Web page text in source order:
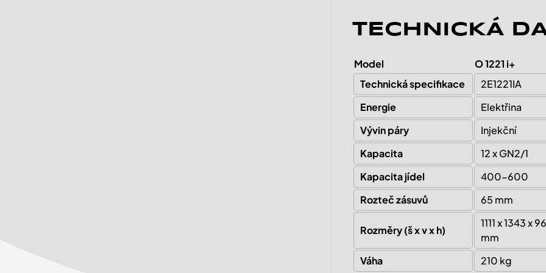
TECHNICKÁ
Model
O 1221 i+
Technická specifikace
2E1221IA
Energie
Elektřina
Vývin páry
Injekční
Kapacita
12 x GN2/1
Kapacita jídel
400-600
Rozteč zásuvů
65 mm
Rozměry (š x v x h)
1111 x 1343 x
mm
Váha
210 kg